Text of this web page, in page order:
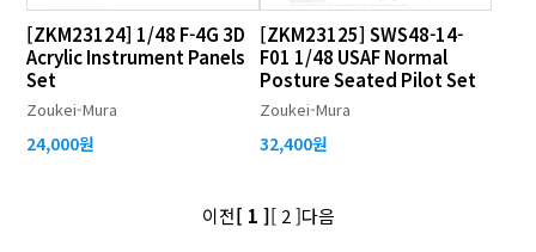
[ZKM23124] 1/48 F-4G 3D
Acrylic Instrument Panels
Set
Zoukei-Mura
24,000원
[ZKM23125] SWS48-14-
F01 1/48 USAF Normal
Posture Seated Pilot Set
Zoukei-Mura
32,400원
이전[ 1 ][ 2 ]다음